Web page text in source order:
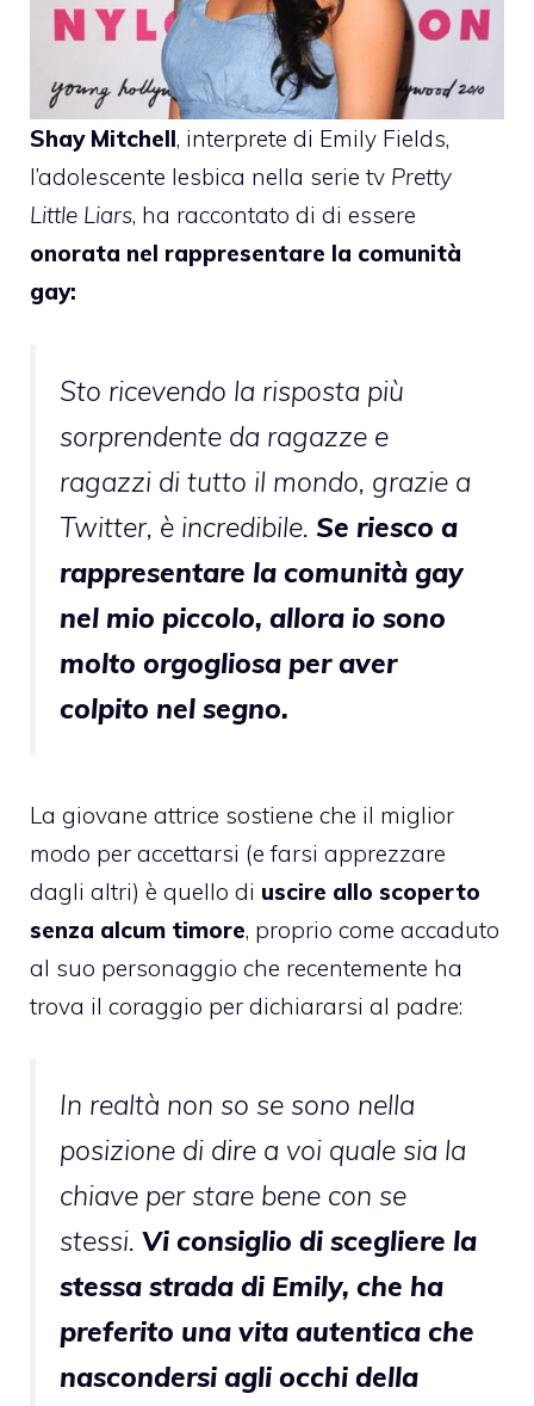
Shay Mitchell, interprete di Emily Fields,
l’adolescente lesbica nella serie tv Pretty
Little Liars, ha raccontato di di essere
onorata nel rappresentare la comunità
gay:
Sto ricevendo la risposta più
sorprendente da ragazze e
ragazzi di tutto il mondo, grazie a
Twitter, è incredibile. Se riesco a
rappresentare la comunità gay
nel mio piccolo, allora io sono
molto orgogliosa per aver
colpito nel segno.
La giovane attrice sostiene che il miglior
modo per accettarsi (e farsi apprezzare
dagli altri) è quello di uscire allo scoperto
senza alcum timore, proprio come accaduto
al suo personaggio che recentemente ha
trova il coraggio per dichiararsi al padre:
In realtà non so se sono nella
posizione di dire a voi quale sia la
chiave per stare bene con se
stessi. Vi consiglio di scegliere la
stessa strada di Emily, che ha
preferito una vita autentica che
nascondersi agli occhi della